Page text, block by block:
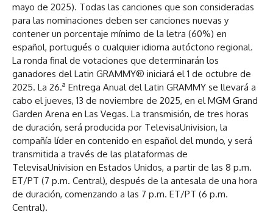
mayo de 2025). Todas las canciones que son consideradas
para las nominaciones deben ser canciones nuevas y
contener un porcentaje mínimo de la letra (60%) en
español, portugués o cualquier idioma autóctono regional.
La ronda final de votaciones que determinarán los
ganadores del Latin GRAMMY® iniciará el 1 de octubre de
2025. La 26.a Entrega Anual del Latin GRAMMY se llevará a
cabo el jueves, 13 de noviembre de 2025, en el MGM Grand
Garden Arena en Las Vegas. La transmisión, de tres horas
de duración, será producida por TelevisaUnivision, la
compañía líder en contenido en español del mundo, y será
transmitida a través de las plataformas de
TelevisaUnivision en Estados Unidos, a partir de las 8 p.m.
ET/PT (7 p.m. Central), después de la antesala de una hora
de duración, comenzando a las 7 p.m. ET/PT (6 p.m.
Central).